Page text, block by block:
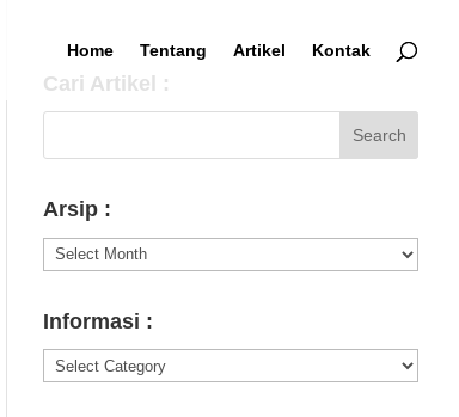
Home Tentang Artikel Kontak
Cari Artikel :
Arsip :
Arsip
Informasi :
Informasi